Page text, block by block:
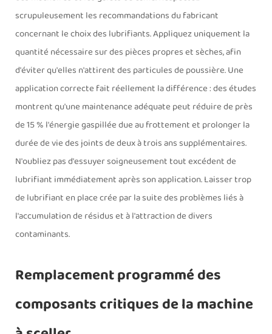
scrupuleusement les recommandations du fabricant
concernant le choix des lubrifiants. Appliquez uniquement la
quantité nécessaire sur des pièces propres et sèches, afin
d'éviter qu'elles n'attirent des particules de poussière. Une
application correcte fait réellement la différence : des études
montrent qu'une maintenance adéquate peut réduire de près
de 15 % l'énergie gaspillée due au frottement et prolonger la
durée de vie des joints de deux à trois ans supplémentaires.
N'oubliez pas d'essuyer soigneusement tout excédent de
lubrifiant immédiatement après son application. Laisser trop
de lubrifiant en place crée par la suite des problèmes liés à
l'accumulation de résidus et à l'attraction de divers
contaminants.
Remplacement programmé des
composants critiques de la machine